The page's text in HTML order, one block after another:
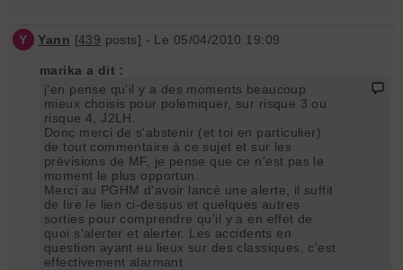
Y Yann [439 posts] - Le 05/04/2010 19:09
marika a dit :
j'en pense qu'il y a des moments beaucoup
mieux choisis pour polemiquer, sur risque 3 ou
risque 4, J2LH.
Donc merci de s'abstenir (et toi en particulier)
de tout commentaire à ce sujet et sur les
prévisions de MF, je pense que ce n'est pas le
moment le plus opportun.
Merci au PGHM d'avoir lancé une alerte, il suffit
de lire le lien ci-dessus et quelques autres
sorties pour comprendre qu'il y a en effet de
quoi s'alerter et alerter. Les accidents en
question ayant eu lieux sur des classiques, c'est
effectivement alarmant.